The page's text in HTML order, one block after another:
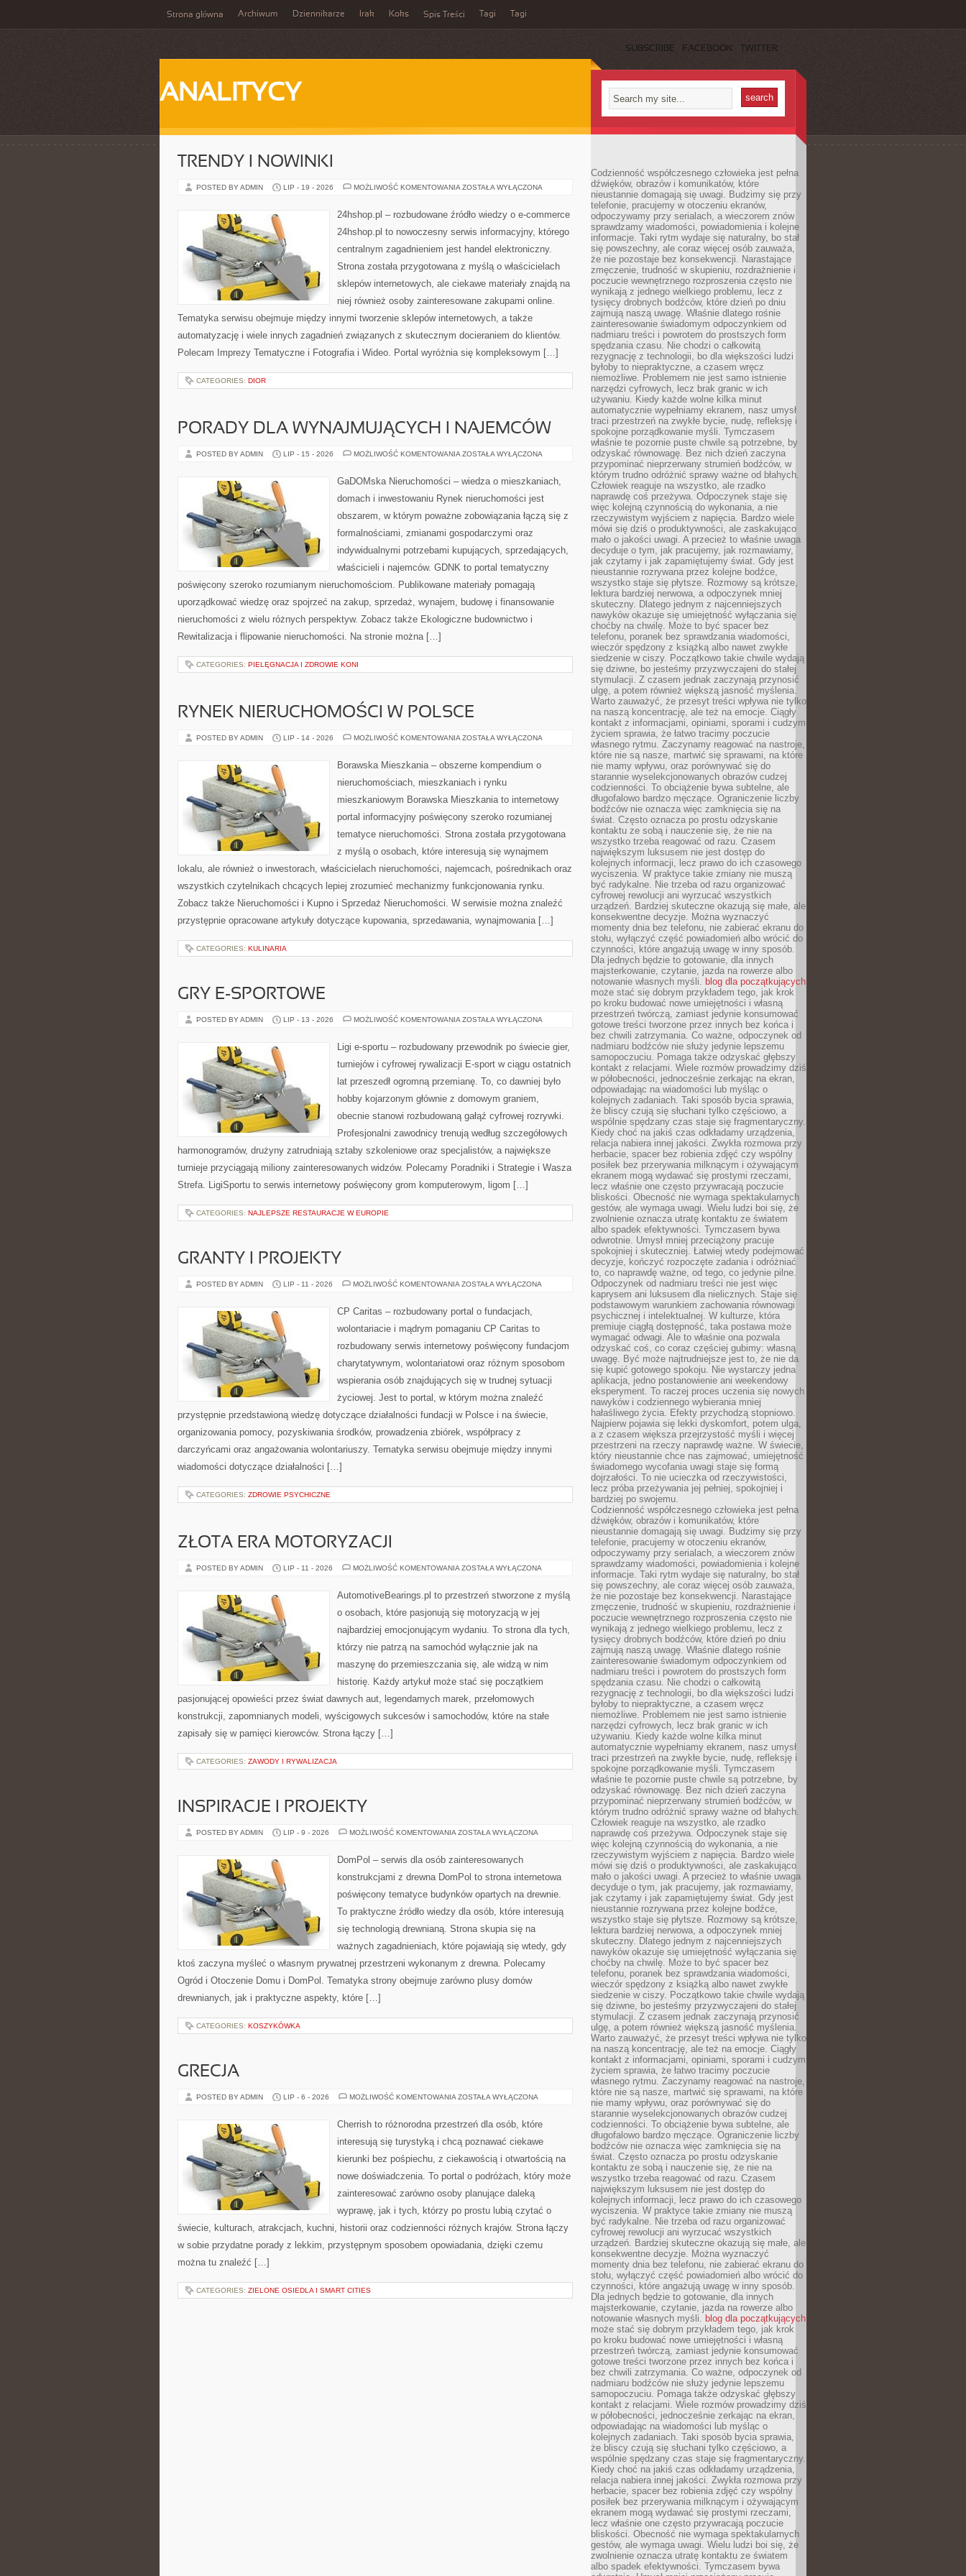
Strona główna Archiwum Dziennikarze Irak Koks Spis Treści Tagi Tagi
SUBSCRIBE FACEBOOK TWITTER
ANALITYCY
TRENDY I NOWINKI
POSTED BY ADMIN LIP - 19 - 2026 MOŻLIWOŚĆ KOMENTOWANIA TRENDY
ZOSTAŁA WYŁĄCZONA
24hshop.pl – rozbudowane źródło wiedzy o e-commerce
24hshop.pl to nowoczesny serwis informacyjny, którego
centralnym zagadnieniem jest handel elektroniczny.
Strona została przygotowana z myślą o właścicielach
sklepów internetowych, ale ciekawe materiały znajdą na
niej również osoby zainteresowane zakupami online.
Tematyka serwisu obejmuje między innymi tworzenie sklepów internetowych, a także
automatyzację i wiele innych zagadnień związanych z skutecznym docieraniem do klientów.
Polecam Imprezy Tematyczne i Fotografia i Wideo. Portal wyróżnia się kompleksowym […]
CATEGORIES: DIOR
PORADY DLA WYNAJMUJĄCYCH I NAJEMCÓW
POSTED BY ADMIN LIP - 15 - 2026 MOŻLIWOŚĆ KOMENTOWANIA PORADY
NAJEMCÓW
ZOSTAŁA WYŁĄCZONA
GaDOMska Nieruchomości – wiedza o mieszkaniach,
domach i inwestowaniu Rynek nieruchomości jest
obszarem, w którym poważne zobowiązania łączą się z
formalnościami, zmianami gospodarczymi oraz
indywidualnymi potrzebami kupujących, sprzedających,
właścicieli i najemców. GDNK to portal tematyczny
poświęcony szeroko rozumianym nieruchomościom. Publikowane materiały pomagają
uporządkować wiedzę oraz spojrzeć na zakup, sprzedaż, wynajem, budowę i finansowanie
nieruchomości z wielu różnych perspektyw. Zobacz także Ekologiczne budownictwo i
Rewitalizacja i flipowanie nieruchomości. Na stronie można […]
CATEGORIES: PIELĘGNACJA I ZDROWIE KONI
RYNEK NIERUCHOMOŚCI W POLSCE
POSTED BY ADMIN LIP - 14 - 2026 MOŻLIWOŚĆ KOMENTOWANIA RYNEK
POLSCE
ZOSTAŁA WYŁĄCZONA
Borawska Mieszkania – obszerne kompendium o
nieruchomościach, mieszkaniach i rynku
mieszkaniowym Borawska Mieszkania to internetowy
portal informacyjny poświęcony szeroko rozumianej
tematyce nieruchomości. Strona została przygotowana
z myślą o osobach, które interesują się wynajmem
lokalu, ale również o inwestorach, właścicielach nieruchomości, najemcach, pośrednikach oraz
wszystkich czytelnikach chcących lepiej zrozumieć mechanizmy funkcjonowania rynku.
Zobacz także Nieruchomości i Kupno i Sprzedaż Nieruchomości. W serwisie można znaleźć
przystępnie opracowane artykuły dotyczące kupowania, sprzedawania, wynajmowania […]
CATEGORIES: KULINARIA
GRY E-SPORTOWE
POSTED BY ADMIN LIP - 13 - 2026 MOŻLIWOŚĆ KOMENTOWANIA GRY
ZOSTAŁA WYŁĄCZONA
Ligi e-sportu – rozbudowany przewodnik po świecie gier,
turniejów i cyfrowej rywalizacji E-sport w ciągu ostatnich
lat przeszedł ogromną przemianę. To, co dawniej było
hobby kojarzonym głównie z domowym graniem,
obecnie stanowi rozbudowaną gałąź cyfrowej rozrywki.
Profesjonalni zawodnicy trenują według szczegółowych
harmonogramów, drużyny zatrudniają sztaby szkoleniowe oraz specjalistów, a największe
turnieje przyciągają miliony zainteresowanych widzów. Polecamy Poradniki i Strategie i Wasza
Strefa. LigiSportu to serwis internetowy poświęcony grom komputerowym, ligom […]
CATEGORIES: NAJLEPSZE RESTAURACJE W EUROPIE
GRANTY I PROJEKTY
POSTED BY ADMIN LIP - 11 - 2026 MOŻLIWOŚĆ KOMENTOWANIA GRANTY
ZOSTAŁA WYŁĄCZONA
CP Caritas – rozbudowany portal o fundacjach,
wolontariacie i mądrym pomaganiu CP Caritas to
rozbudowany serwis internetowy poświęcony fundacjom
charytatywnym, wolontariatowi oraz różnym sposobom
wspierania osób znajdujących się w trudnej sytuacji
życiowej. Jest to portal, w którym można znaleźć
przystępnie przedstawioną wiedzę dotyczące działalności fundacji w Polsce i na świecie,
organizowania pomocy, pozyskiwania środków, prowadzenia zbiórek, współpracy z
darczyńcami oraz angażowania wolontariuszy. Tematyka serwisu obejmuje między innymi
wiadomości dotyczące działalności […]
CATEGORIES: ZDROWIE PSYCHICZNE
ZŁOTA ERA MOTORYZACJI
POSTED BY ADMIN LIP - 11 - 2026 MOŻLIWOŚĆ KOMENTOWANIA ZŁOTA
ZOSTAŁA WYŁĄCZONA
AutomotiveBearings.pl to przestrzeń stworzone z myślą
o osobach, które pasjonują się motoryzacją w jej
najbardziej emocjonującym wydaniu. To strona dla tych,
którzy nie patrzą na samochód wyłącznie jak na
maszynę do przemieszczania się, ale widzą w nim
historię. Każdy artykuł może stać się początkiem
pasjonującej opowieści przez świat dawnych aut, legendarnych marek, przełomowych
konstrukcji, zapomnianych modeli, wyścigowych sukcesów i samochodów, które na stałe
zapisały się w pamięci kierowców. Strona łączy […]
CATEGORIES: ZAWODY I RYWALIZACJA
INSPIRACJE I PROJEKTY
POSTED BY ADMIN LIP - 9 - 2026 MOŻLIWOŚĆ KOMENTOWANIA INSPIRACJE
ZOSTAŁA WYŁĄCZONA
DomPol – serwis dla osób zainteresowanych
konstrukcjami z drewna DomPol to strona internetowa
poświęcony tematyce budynków opartych na drewnie.
To praktyczne źródło wiedzy dla osób, które interesują
się technologią drewnianą. Strona skupia się na
ważnych zagadnieniach, które pojawiają się wtedy, gdy
ktoś zaczyna myśleć o własnym prywatnej przestrzeni wykonanym z drewna. Polecamy
Ogród i Otoczenie Domu i DomPol. Tematyka strony obejmuje zarówno plusy domów
drewnianych, jak i praktyczne aspekty, które […]
CATEGORIES: KOSZYKÓWKA
GRECJA
POSTED BY ADMIN LIP - 6 - 2026 MOŻLIWOŚĆ KOMENTOWANIA GRECJA
ZOSTAŁA WYŁĄCZONA
Cherrish to różnorodna przestrzeń dla osób, które
interesują się turystyką i chcą poznawać ciekawe
kierunki bez pośpiechu, z ciekawością i otwartością na
nowe doświadczenia. To portal o podróżach, który może
zainteresować zarówno osoby planujące daleką
wyprawę, jak i tych, którzy po prostu lubią czytać o
świecie, kulturach, atrakcjach, kuchni, historii oraz codzienności różnych krajów. Strona łączy
w sobie przydatne porady z lekkim, przystępnym sposobem opowiadania, dzięki czemu
można tu znaleźć […]
CATEGORIES: ZIELONE OSIEDLA I SMART CITIES
Codzienność współczesnego człowieka jest pełna
dźwięków, obrazów i komunikatów, które
nieustannie domagają się uwagi. Budzimy się przy
telefonie, pracujemy w otoczeniu ekranów,
odpoczywamy przy serialach, a wieczorem znów
sprawdzamy wiadomości, powiadomienia i kolejne
informacje. Taki rytm wydaje się naturalny, bo stał
się powszechny, ale coraz więcej osób zauważa,
że nie pozostaje bez konsekwencji. Narastające
zmęczenie, trudność w skupieniu, rozdrażnienie i
poczucie wewnętrznego rozproszenia często nie
wynikają z jednego wielkiego problemu, lecz z
tysięcy drobnych bodźców, które dzień po dniu
zajmują naszą uwagę. Właśnie dlatego rośnie
zainteresowanie świadomym odpoczynkiem od
nadmiaru treści i powrotem do prostszych form
spędzania czasu. Nie chodzi o całkowitą
rezygnację z technologii, bo dla większości ludzi
byłoby to niepraktyczne, a czasem wręcz
niemożliwe. Problemem nie jest samo istnienie
narzędzi cyfrowych, lecz brak granic w ich
używaniu. Kiedy każde wolne kilka minut
automatycznie wypełniamy ekranem, nasz umysł
traci przestrzeń na zwykłe bycie, nudę, refleksję i
spokojne porządkowanie myśli. Tymczasem
właśnie te pozornie puste chwile są potrzebne, by
odzyskać równowagę. Bez nich dzień zaczyna
przypominać nieprzerwany strumień bodźców, w
którym trudno odróżnić sprawy ważne od błahych.
Człowiek reaguje na wszystko, ale rzadko
naprawdę coś przeżywa. Odpoczynek staje się
więc kolejną czynnością do wykonania, a nie
rzeczywistym wyjściem z napięcia. Bardzo wiele
mówi się dziś o produktywności, ale zaskakująco
mało o jakości uwagi. A przecież to właśnie uwaga
decyduje o tym, jak pracujemy, jak rozmawiamy,
jak czytamy i jak zapamiętujemy świat. Gdy jest
nieustannie rozrywana przez kolejne bodźce,
wszystko staje się płytsze. Rozmowy są krótsze,
lektura bardziej nerwowa, a odpoczynek mniej
skuteczny. Dlatego jednym z najcenniejszych
nawyków okazuje się umiejętność wyłączania się
choćby na chwilę. Może to być spacer bez
telefonu, poranek bez sprawdzania wiadomości,
wieczór spędzony z książką albo nawet zwykłe
siedzenie w ciszy. Początkowo takie chwile wydają
się dziwne, bo jesteśmy przyzwyczajeni do stałej
stymulacji. Z czasem jednak zaczynają przynosić
ulgę, a potem również większą jasność myślenia.
Warto zauważyć, że przesyt treści wpływa nie tylko
na naszą koncentrację, ale też na emocje. Ciągły
kontakt z informacjami, opiniami, sporami i cudzym
życiem sprawia, że łatwo tracimy poczucie
własnego rytmu. Zaczynamy reagować na nastroje,
które nie są nasze, martwić się sprawami, na które
nie mamy wpływu, oraz porównywać się do
starannie wyselekcjonowanych obrazów cudzej
codzienności. To obciążenie bywa subtelne, ale
długofalowo bardzo męczące. Ograniczenie liczby
bodźców nie oznacza więc zamknięcia się na
świat. Często oznacza po prostu odzyskanie
kontaktu ze sobą i nauczenie się, że nie na
wszystko trzeba reagować od razu. Czasem
największym luksusem nie jest dostęp do
kolejnych informacji, lecz prawo do ich czasowego
wyciszenia. W praktyce takie zmiany nie muszą
być radykalne. Nie trzeba od razu organizować
cyfrowej rewolucji ani wyrzucać wszystkich
urządzeń. Bardziej skuteczne okazują się małe, ale
konsekwentne decyzje. Można wyznaczyć
momenty dnia bez telefonu, nie zabierać ekranu do
stołu, wyłączyć część powiadomień albo wrócić do
czynności, które angażują uwagę w inny sposób.
Dla jednych będzie to gotowanie, dla innych
majsterkowanie, czytanie, jazda na rowerze albo
notowanie własnych myśli. blog dla początkujących
może stać się dobrym przykładem tego, jak krok
po kroku budować nowe umiejętności i własną
przestrzeń twórczą, zamiast jedynie konsumować
gotowe treści tworzone przez innych bez końca i
bez chwili zatrzymania. Co ważne, odpoczynek od
nadmiaru bodźców nie służy jedynie lepszemu
samopoczuciu. Pomaga także odzyskać głębszy
kontakt z relacjami. Wiele rozmów prowadzimy dziś
w półobecności, jednocześnie zerkając na ekran,
odpowiadając na wiadomości lub myśląc o
kolejnych zadaniach. Taki sposób bycia sprawia,
że bliscy czują się słuchani tylko częściowo, a
wspólnie spędzany czas staje się fragmentaryczny.
Kiedy choć na jakiś czas odkładamy urządzenia,
relacja nabiera innej jakości. Zwykła rozmowa przy
herbacie, spacer bez robienia zdjęć czy wspólny
posiłek bez przerywania milknącym i ożywającym
ekranem mogą wydawać się prostymi rzeczami,
lecz właśnie one często przywracają poczucie
bliskości. Obecność nie wymaga spektakularnych
gestów, ale wymaga uwagi. Wielu ludzi boi się, że
zwolnienie oznacza utratę kontaktu ze światem
albo spadek efektywności. Tymczasem bywa
odwrotnie. Umysł mniej przeciążony pracuje
spokojniej i skuteczniej. Łatwiej wtedy podejmować
decyzje, kończyć rozpoczęte zadania i odróżniać
to, co naprawdę ważne, od tego, co jedynie pilne.
Odpoczynek od nadmiaru treści nie jest więc
kaprysem ani luksusem dla nielicznych. Staje się
podstawowym warunkiem zachowania równowagi
psychicznej i intelektualnej. W kulturze, która
premiuje ciągłą dostępność, taka postawa może
wymagać odwagi. Ale to właśnie ona pozwala
odzyskać coś, co coraz częściej gubimy: własną
uwagę. Być może najtrudniejsze jest to, że nie da
się kupić gotowego spokoju. Nie wystarczy jedna
aplikacja, jedno postanowienie ani weekendowy
eksperyment. To raczej proces uczenia się nowych
nawyków i codziennego wybierania mniej
hałaśliwego życia. Efekty przychodzą stopniowo.
Najpierw pojawia się lekki dyskomfort, potem ulga,
a z czasem większa przejrzystość myśli i więcej
przestrzeni na rzeczy naprawdę ważne. W świecie,
który nieustannie chce nas zajmować, umiejętność
świadomego wycofania uwagi staje się formą
dojrzałości. To nie ucieczka od rzeczywistości,
lecz próba przeżywania jej pełniej, spokojniej i
bardziej po swojemu.
Codzienność współczesnego człowieka jest pełna
dźwięków, obrazów i komunikatów, które
nieustannie domagają się uwagi. Budzimy się przy
telefonie, pracujemy w otoczeniu ekranów,
odpoczywamy przy serialach, a wieczorem znów
sprawdzamy wiadomości, powiadomienia i kolejne
informacje. Taki rytm wydaje się naturalny, bo stał
się powszechny, ale coraz więcej osób zauważa,
że nie pozostaje bez konsekwencji. Narastające
zmęczenie, trudność w skupieniu, rozdrażnienie i
poczucie wewnętrznego rozproszenia często nie
wynikają z jednego wielkiego problemu, lecz z
tysięcy drobnych bodźców, które dzień po dniu
zajmują naszą uwagę. Właśnie dlatego rośnie
zainteresowanie świadomym odpoczynkiem od
nadmiaru treści i powrotem do prostszych form
spędzania czasu. Nie chodzi o całkowitą
rezygnację z technologii, bo dla większości ludzi
byłoby to niepraktyczne, a czasem wręcz
niemożliwe. Problemem nie jest samo istnienie
narzędzi cyfrowych, lecz brak granic w ich
używaniu. Kiedy każde wolne kilka minut
automatycznie wypełniamy ekranem, nasz umysł
traci przestrzeń na zwykłe bycie, nudę, refleksję i
spokojne porządkowanie myśli. Tymczasem
właśnie te pozornie puste chwile są potrzebne, by
odzyskać równowagę. Bez nich dzień zaczyna
przypominać nieprzerwany strumień bodźców, w
którym trudno odróżnić sprawy ważne od błahych.
Człowiek reaguje na wszystko, ale rzadko
naprawdę coś przeżywa. Odpoczynek staje się
więc kolejną czynnością do wykonania, a nie
rzeczywistym wyjściem z napięcia. Bardzo wiele
mówi się dziś o produktywności, ale zaskakująco
mało o jakości uwagi. A przecież to właśnie uwaga
decyduje o tym, jak pracujemy, jak rozmawiamy,
jak czytamy i jak zapamiętujemy świat. Gdy jest
nieustannie rozrywana przez kolejne bodźce,
wszystko staje się płytsze. Rozmowy są krótsze,
lektura bardziej nerwowa, a odpoczynek mniej
skuteczny. Dlatego jednym z najcenniejszych
nawyków okazuje się umiejętność wyłączania się
choćby na chwilę. Może to być spacer bez
telefonu, poranek bez sprawdzania wiadomości,
wieczór spędzony z książką albo nawet zwykłe
siedzenie w ciszy. Początkowo takie chwile wydają
się dziwne, bo jesteśmy przyzwyczajeni do stałej
stymulacji. Z czasem jednak zaczynają przynosić
ulgę, a potem również większą jasność myślenia.
Warto zauważyć, że przesyt treści wpływa nie tylko
na naszą koncentrację, ale też na emocje. Ciągły
kontakt z informacjami, opiniami, sporami i cudzym
życiem sprawia, że łatwo tracimy poczucie
własnego rytmu. Zaczynamy reagować na nastroje,
które nie są nasze, martwić się sprawami, na które
nie mamy wpływu, oraz porównywać się do
starannie wyselekcjonowanych obrazów cudzej
codzienności. To obciążenie bywa subtelne, ale
długofalowo bardzo męczące. Ograniczenie liczby
bodźców nie oznacza więc zamknięcia się na
świat. Często oznacza po prostu odzyskanie
kontaktu ze sobą i nauczenie się, że nie na
wszystko trzeba reagować od razu. Czasem
największym luksusem nie jest dostęp do
kolejnych informacji, lecz prawo do ich czasowego
wyciszenia. W praktyce takie zmiany nie muszą
być radykalne. Nie trzeba od razu organizować
cyfrowej rewolucji ani wyrzucać wszystkich
urządzeń. Bardziej skuteczne okazują się małe, ale
konsekwentne decyzje. Można wyznaczyć
momenty dnia bez telefonu, nie zabierać ekranu do
stołu, wyłączyć część powiadomień albo wrócić do
czynności, które angażują uwagę w inny sposób.
Dla jednych będzie to gotowanie, dla innych
majsterkowanie, czytanie, jazda na rowerze albo
notowanie własnych myśli. blog dla początkujących
może stać się dobrym przykładem tego, jak krok
po kroku budować nowe umiejętności i własną
przestrzeń twórczą, zamiast jedynie konsumować
gotowe treści tworzone przez innych bez końca i
bez chwili zatrzymania. Co ważne, odpoczynek od
nadmiaru bodźców nie służy jedynie lepszemu
samopoczuciu. Pomaga także odzyskać głębszy
kontakt z relacjami. Wiele rozmów prowadzimy dziś
w półobecności, jednocześnie zerkając na ekran,
odpowiadając na wiadomości lub myśląc o
kolejnych zadaniach. Taki sposób bycia sprawia,
że bliscy czują się słuchani tylko częściowo, a
wspólnie spędzany czas staje się fragmentaryczny.
Kiedy choć na jakiś czas odkładamy urządzenia,
relacja nabiera innej jakości. Zwykła rozmowa przy
herbacie, spacer bez robienia zdjęć czy wspólny
posiłek bez przerywania milknącym i ożywającym
ekranem mogą wydawać się prostymi rzeczami,
lecz właśnie one często przywracają poczucie
bliskości. Obecność nie wymaga spektakularnych
gestów, ale wymaga uwagi. Wielu ludzi boi się, że
zwolnienie oznacza utratę kontaktu ze światem
albo spadek efektywności. Tymczasem bywa